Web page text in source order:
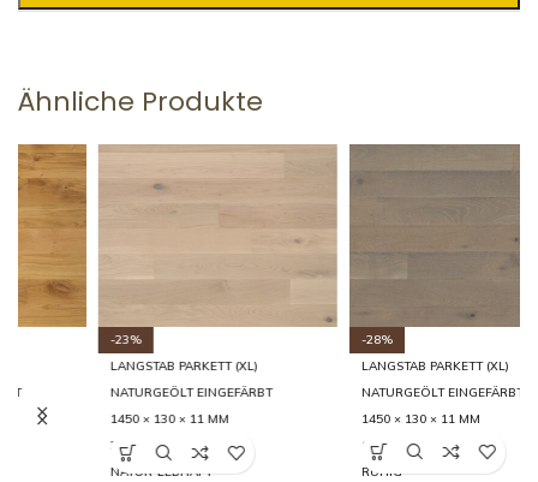
Ähnliche Produkte
LANGSTAB PARKETT (XL)
NATURGEÖLT EINGEFÄRBT
1450 × 130 × 11 MM
NATUR-LEBHAFT
LANGSTAB PARKETT (XL)
NATURGEÖLT EINGEFÄRBT
1450 × 130 × 11 MM